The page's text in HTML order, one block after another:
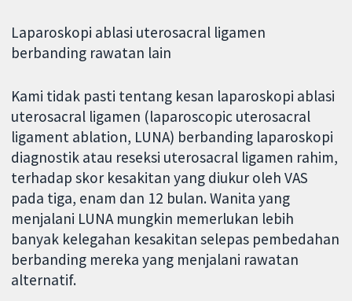
Laparoskopi ablasi uterosacral ligamen
berbanding rawatan lain
Kami tidak pasti tentang kesan laparoskopi ablasi
uterosacral ligamen (laparoscopic uterosacral
ligament ablation, LUNA) berbanding laparoskopi
diagnostik atau reseksi uterosacral ligamen rahim,
terhadap skor kesakitan yang diukur oleh VAS
pada tiga, enam dan 12 bulan. Wanita yang
menjalani LUNA mungkin memerlukan lebih
banyak kelegahan kesakitan selepas pembedahan
berbanding mereka yang menjalani rawatan
alternatif.